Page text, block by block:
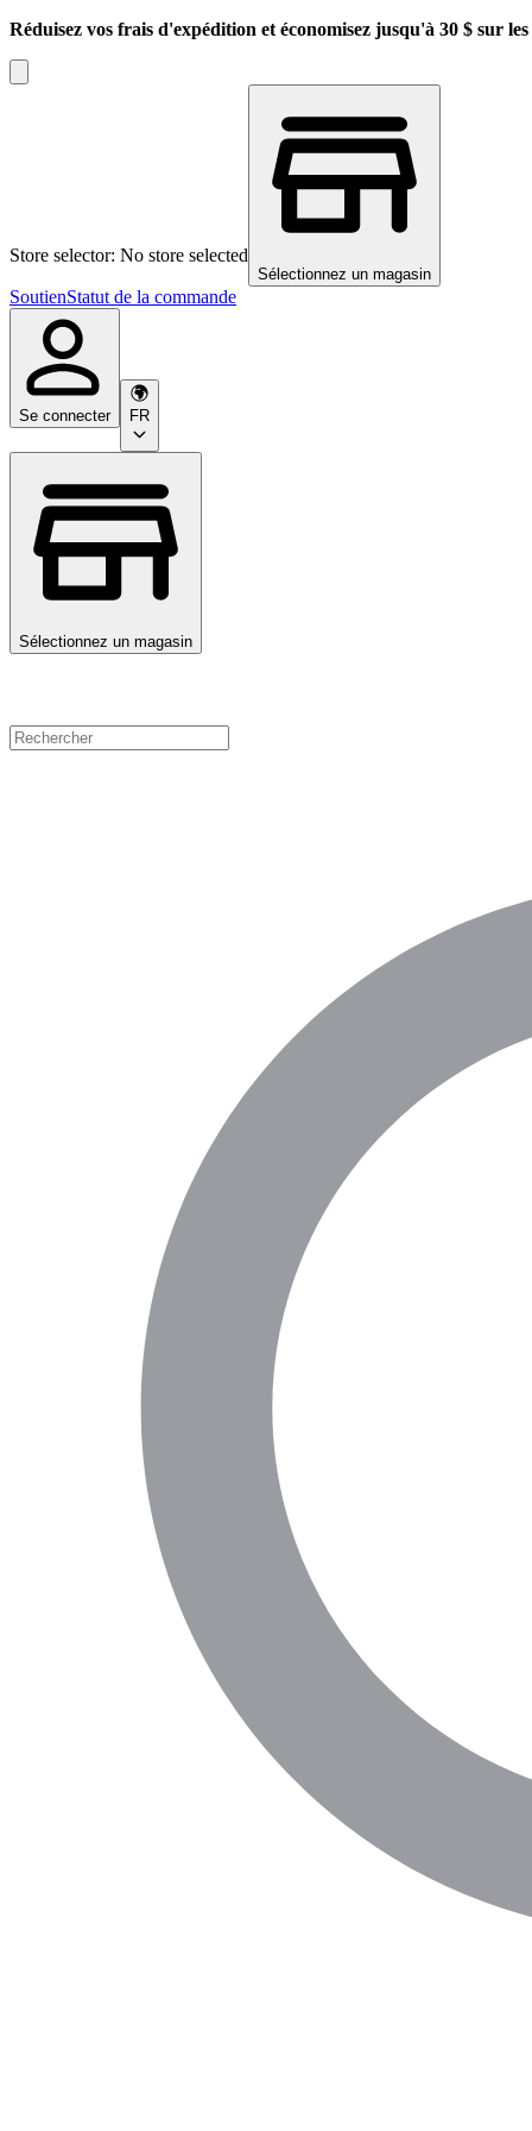
Réduisez vos frais d'expédition et économisez jusqu'à 30 $ sur
Store selector: No store selected
Sélectionnez un magasin
SoutienStatut de la commande
Se connecter FR
Sélectionnez un magasin